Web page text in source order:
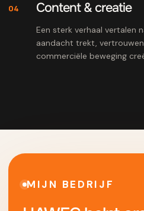
04 Content & creatie
Een sterk verhaal vertalen
aandacht trekt,
commerciële beweging
MIJN BEDRIJF